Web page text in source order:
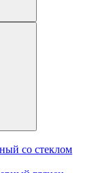
со стеклом